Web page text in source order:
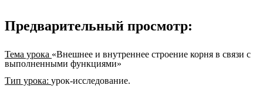
Предварительный просмотр:
Тема урока «Внешнее и внутреннее строение корня в связи с
выполненными функциями»
Тип урока: урок-исследование.